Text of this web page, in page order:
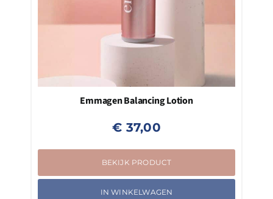
Emmagen Balancing Lotion
€ 37,00
BEKIJK PRODUCT
IN WINKELWAGEN